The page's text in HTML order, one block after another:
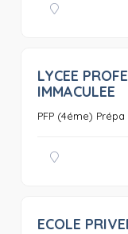
LYCEE
IMMACULEE
PFP (4éme)
ECOLE